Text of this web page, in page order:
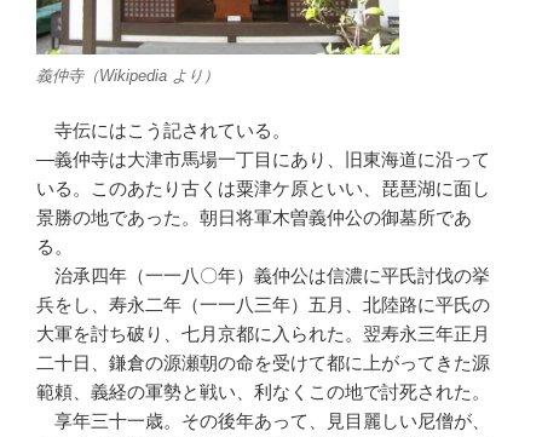
義仲寺（Wikipedia より）
寺伝にはこう記されている。
―義仲寺は大津市馬場一丁目にあり、旧東海道に沿って
いる。このあたり古くは粟津ケ原といい、琵琶湖に面し
景勝の地であった。朝日将軍木曽義仲公の御墓所であ
る。
治承四年（一一八〇年）義仲公は信濃に平氏討伐の挙
兵をし、寿永二年（一一八三年）五月、北陸路に平氏の
大軍を討ち破り、七月京都に入られた。翌寿永三年正月
二十日、鎌倉の源瀬朝の命を受けて都に上がってきた源
範頼、義経の軍勢と戦い、利なくこの地で討死された。
享年三十一歳。その後年あって、見目麗しい尼僧が、